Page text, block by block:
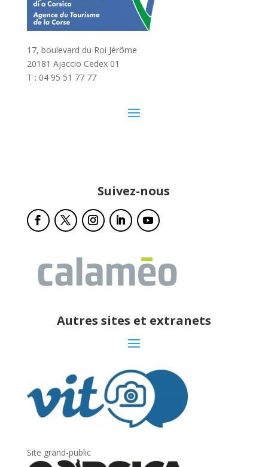
17, boulevard du Roi Jérôme
20181 Ajaccio Cedex 01
T : 04 95 51 77 77
Suivez-nous
Autres sites et extranets
Site grand-public